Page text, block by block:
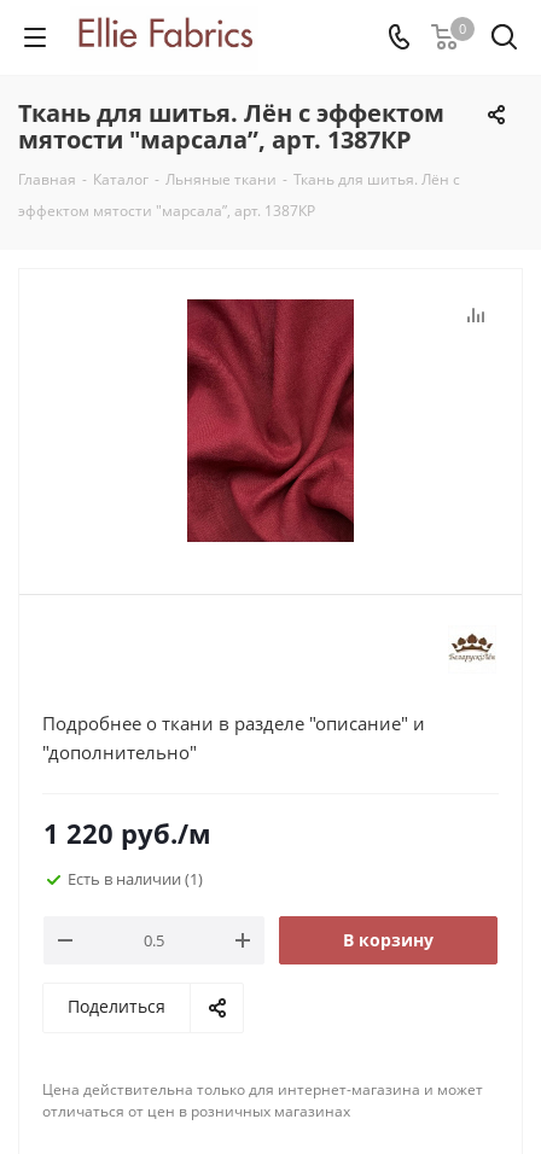
0
Ткань для шитья. Лён с эффектом
мятости "марсала”, арт. 1387КР
Главная - Каталог - Льняные ткани - Ткань для шитья. Лён с
эффектом мятости "марсала”, арт. 1387КР
Подробнее о ткани в разделе "описание" и
"дополнительно"
1 220 руб./м
Есть в наличии (1)
В корзину
Поделиться
Цена действительна только для интернет-магазина и может
отличаться от цен в розничных магазинах